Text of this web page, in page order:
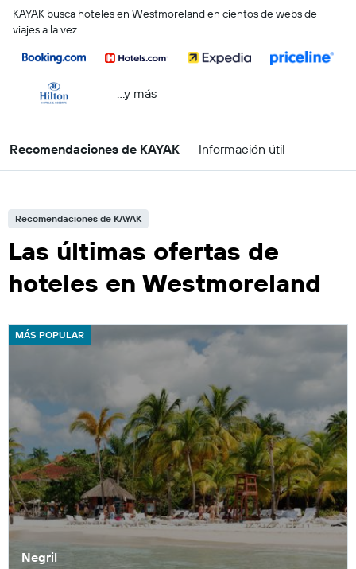
KAYAK busca hoteles en Westmoreland en cientos de webs de
viajes a la vez
...y más
Recomendaciones de KAYAK Información útil
Recomendaciones de KAYAK
Las últimas ofertas de
hoteles en Westmoreland
MÁS POPULAR
Negril